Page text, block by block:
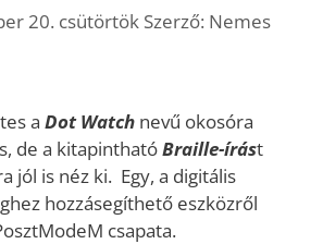
20. csütörtök Szerző: Nemes
a Dot Watch nevű okosóra
de a kitapinthatóBraille-írást
jól is néz ki. Egy, a digitális
hozzásegíthető eszközről
csapata.